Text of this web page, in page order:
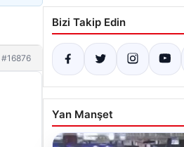
#16876
Bizi Takip Edin
Yan Manşet